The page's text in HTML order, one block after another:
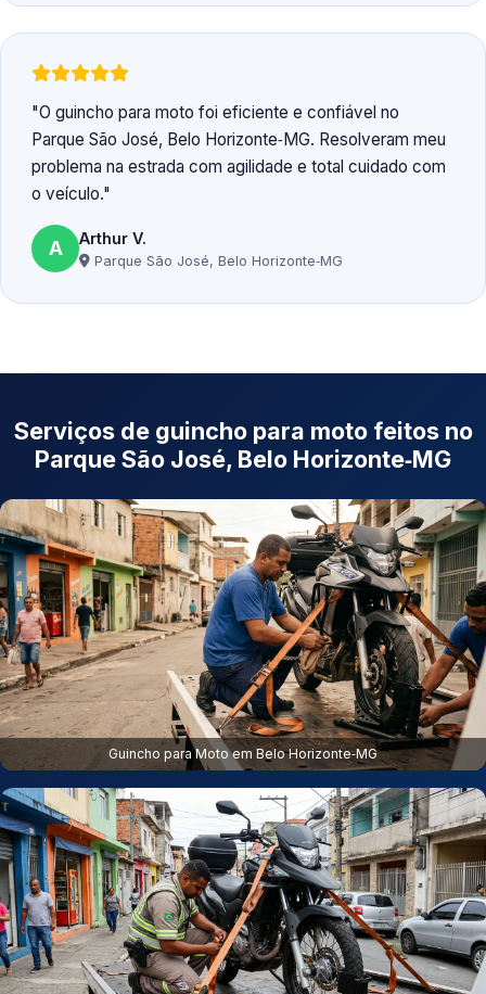
O guincho para moto foi eficiente e confiável no
Parque São José, Belo Horizonte‑MG. Resolveram meu
problema na estrada com agilidade e total cuidado com
o veículo.
A Arthur V.
Parque São José, Belo Horizonte‑MG
Serviços de guincho para moto feitos no
Parque São José, Belo Horizonte‑MG
Guincho para Moto em Belo Horizonte‑MG